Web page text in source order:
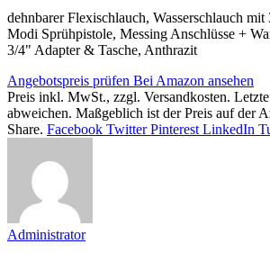
dehnbarer Flexischlauch, Wasserschlauch
Modi Sprühpistole, Messing Anschlüsse +
3/4" Adapter & Tasche, Anthrazit
Angebotspreis prüfen Bei Amazon ansehen
Preis inkl. MwSt., zzgl. Versandkosten.
abweichen. Maßgeblich ist der Preis auf der
Share. Facebook Twitter Pinterest LinkedIn
Administrator